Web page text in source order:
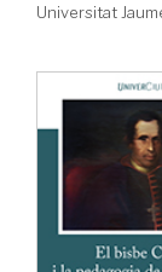
Universitat